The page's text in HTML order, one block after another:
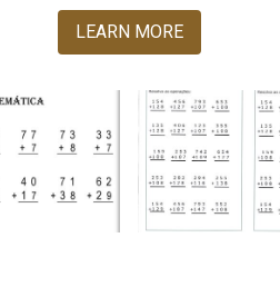
LEARN MORE